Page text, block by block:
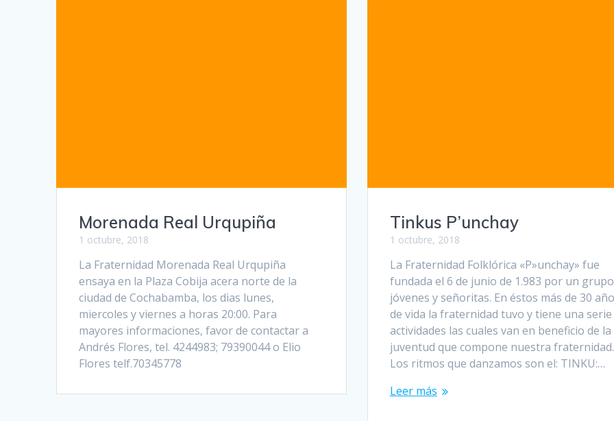
Morenada Real Urqupiña
1 octubre, 2018
La Fraternidad Morenada Real Urqupiña
ensaya en la Plaza Cobija acera norte de la
ciudad de Cochabamba, los dias lunes,
miercoles y viernes a horas 20:00. Para
mayores informaciones, favor de contactar a
Andrés Flores, tel. 4244983; 79390044 o Elio
Flores telf.70345778
Tinkus P’unchay
1 octubre, 2018
La Fraternidad Folklórica «P»unchay» fue
fundada el 6 de junio de 1.983 por un
jóvenes y señoritas. En éstos más de 30
de vida la fraternidad tuvo y tiene una serie
actividades las cuales van en beneficio de la
juventud que compone nuestra fraternidad.
Los ritmos que danzamos son el: TINKU:…
Leer más